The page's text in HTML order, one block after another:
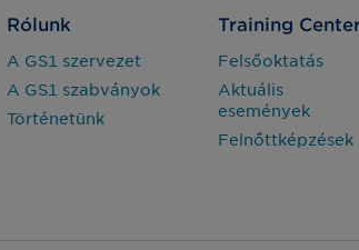
Rólunk
A GS1 szervezet
A GS1 szabványok
Történetünk
Training
Felsőoktatás
Aktuális
események
Felnőttképzések